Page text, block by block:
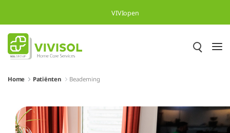
VIVIopen
Home Patiënten Beademing